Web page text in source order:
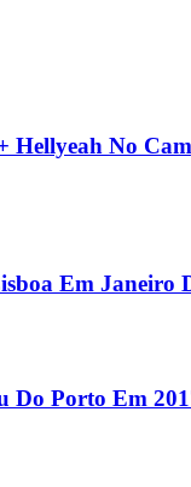
No
Em Janeiro
Do Porto Em